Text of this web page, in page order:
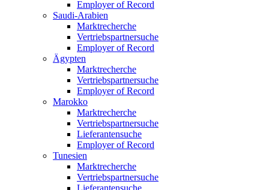
Employer of Record
Saudi-Arabien
Marktrecherche
Vertriebspartnersuche
Employer of Record
Ägypten
Marktrecherche
Vertriebspartnersuche
Employer of Record
Marokko
Marktrecherche
Vertriebspartnersuche
Lieferantensuche
Employer of Record
Tunesien
Marktrecherche
Vertriebspartnersuche
Lieferantensuche